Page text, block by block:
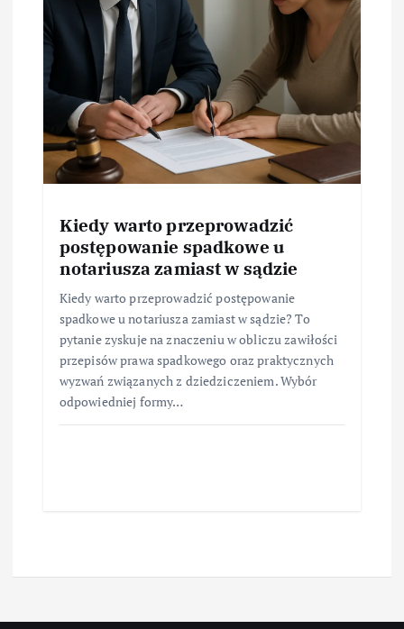
Kiedy warto przeprowadzić
postępowanie spadkowe u
notariusza zamiast w sądzie
Kiedy warto przeprowadzić postępowanie
spadkowe u notariusza zamiast w sądzie? To
pytanie zyskuje na znaczeniu w obliczu zawiłości
przepisów prawa spadkowego oraz praktycznych
wyzwań związanych z dziedziczeniem. Wybór
odpowiedniej formy…